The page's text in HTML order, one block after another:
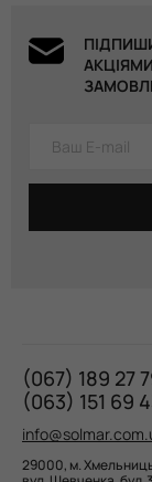
(067) 189 27
(063) 151 69
29000, м.